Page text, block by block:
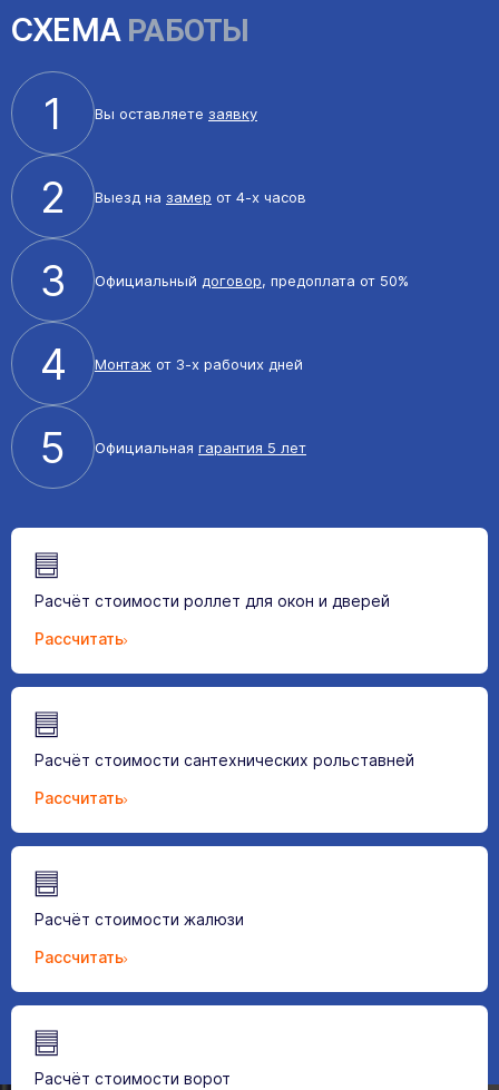
СХЕМАРАБОТЫ
1 Вы оставляете заявку
2 Выезд на замер от 4-х часов
3 Официальный договор, предоплата от 50%
4 Монтаж от 3-х рабочих дней
5 Официальная гарантия 5 лет
Расчёт стоимости роллет для окон и дверей
Рассчитать
Расчёт стоимости сантехнических рольставней
Рассчитать
Расчёт стоимости жалюзи
Рассчитать
Расчёт стоимости ворот